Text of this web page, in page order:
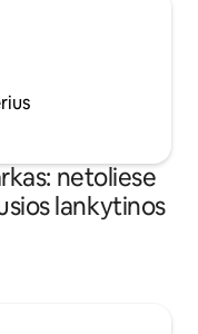
netoliese
lankytinos